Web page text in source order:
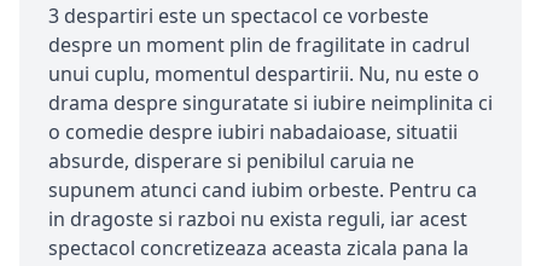
3 despartiri este un spectacol ce vorbeste
despre un moment plin de fragilitate in cadrul
unui cuplu, momentul despartirii. Nu, nu este o
drama despre singuratate si iubire neimplinita ci
o comedie despre iubiri nabadaioase, situatii
absurde, disperare si penibilul caruia ne
supunem atunci cand iubim orbeste. Pentru ca
in dragoste si razboi nu exista reguli, iar acest
spectacol concretizeaza aceasta zicala pana la